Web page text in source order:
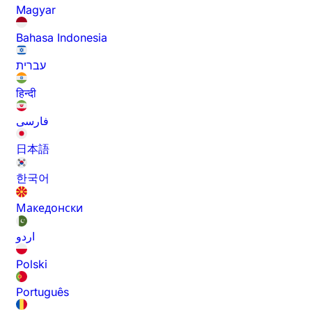
Magyar
Bahasa Indonesia
עברית
हिन्दी
فارسی
日本語
한국어
Македонски
اردو
Polski
Português